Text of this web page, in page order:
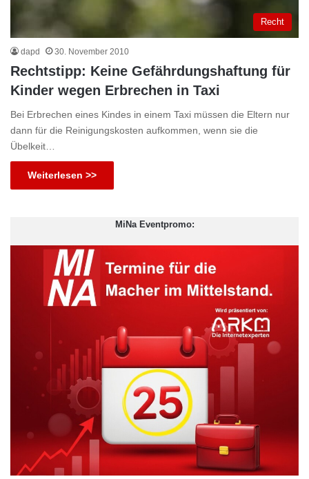
Recht
dapd 30. November 2010
Rechtstipp: Keine Gefährdungshaftung für
Kinder wegen Erbrechen in Taxi
Bei Erbrechen eines Kindes in einem Taxi müssen die Eltern nur
dann für die Reinigungskosten aufkommen, wenn sie die
Übelkeit…
Weiterlesen >>
MiNa Eventpromo: